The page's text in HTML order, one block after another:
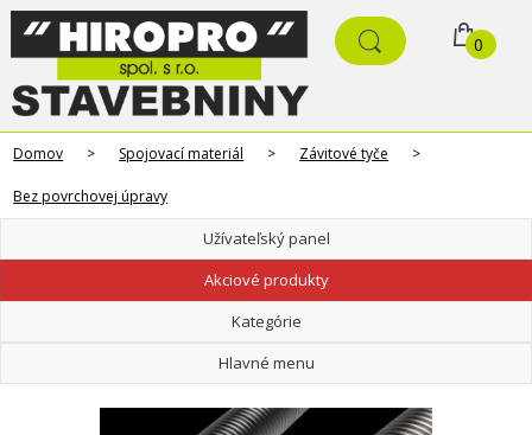
0
Domov > Spojovací materiál > Závitové tyče >
Bez povrchovej úpravy
Užívateľský panel
Akciové produkty
Kategórie
Hlavné menu